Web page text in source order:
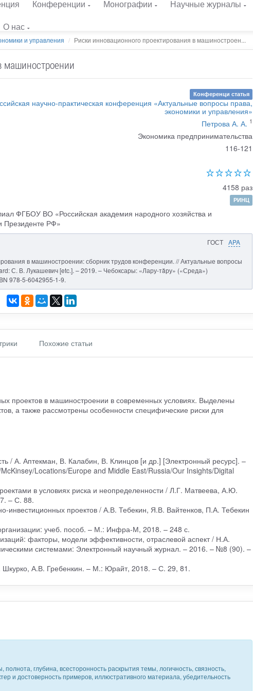
Конференции Монографии
Научные журналы
О нас
и управления Риски инновационного проектирования в машиностроен...
машиностроении
Конференци статья
научно-практическая конференция «Актуальные вопросы права,
экономики и управления»
Петрова А. А. 1
Экономика предпринимательства
116-121
4158 раз
РИНЦ
ФГБОУ ВО «Российская академия народного хозяйства и
Президенте РФ»
ГОСТ APA
в машиностроении: сборник трудов конференции. // Актуальные вопросы
С. В. Лукашевич [etc.]. – 2019. – Чебоксары: «Лару-тăру» («Среда»)
978-5-6042955-1-9.
Похожие статьи
проектов в машиностроении в современных условиях. Выделены
а также рассмотрены особенности специфические риски для
/ А. Аптекман, В. Калабин, В. Клинцов [и др.] [Электронный ресурс]. –
Locations/Europe and Middle East/Russia/Our Insights/Digital
в условиях риска и неопределенности / Л.Г. Матвеева, А.Ю.
– С. 88.
инвестиционных проектов / А.В. Тебекин, Я.В. Вайтенков, П.А. Тебекин
учеб. пособ. – М.: Инфра-М, 2018. – 248 с.
факторы, модели эффективности, отраслевой аспект / Н.А.
системами: Электронный научный журнал. – 2016. – №8 (90). –
А.В. Гребенкин. – М.: Юрайт, 2018. – С. 29, 81.
глубина, всесторонность раскрытия темы, логичность, связность,
и достоверность примеров, иллюстративного материала, убедительность